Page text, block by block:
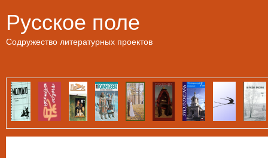
Русское поле
Содружество литературных проектов